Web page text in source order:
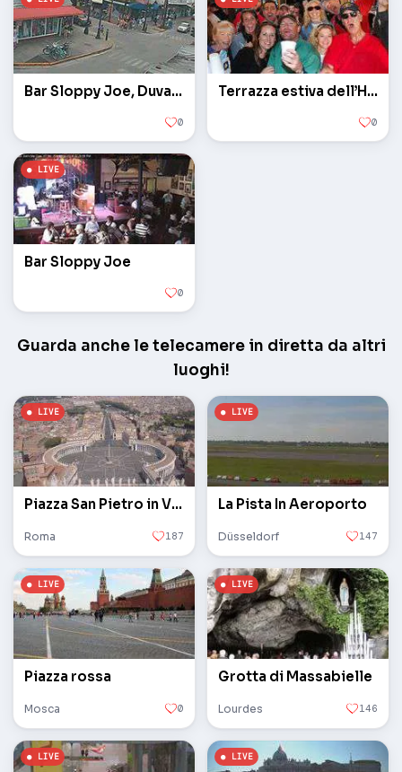
Bar Sloppy Joe, Duval Street
0
Terrazza estiva dell’Hogs Breath Saloon
0
Bar Sloppy Joe
0
Guarda anche le telecamere in diretta da altri
luoghi!
Piazza San Pietro in Vaticano
Roma 187
La Pista In Aeroporto
Düsseldorf 147
Piazza rossa
Mosca 0
Grotta di Massabielle
Lourdes 146